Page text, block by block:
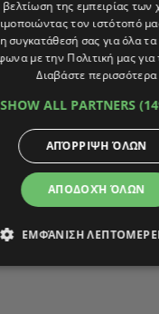
Το
30.04.2026
Έπεσε
βελτίωση της εμπειρίας των
τον ιστότοπό
συγκατάθεσή σας για όλα
με την Πολιτική μας για
Διαβάστε περισσότερα
SHOW ALL PARTNERS
ΑΠΟΔΟΧΉ ΌΛΩΝ
ΑΠΌΡΡΙΨΗ ΌΛΩΝ
ΕΜΦΆΝΙΣΗ